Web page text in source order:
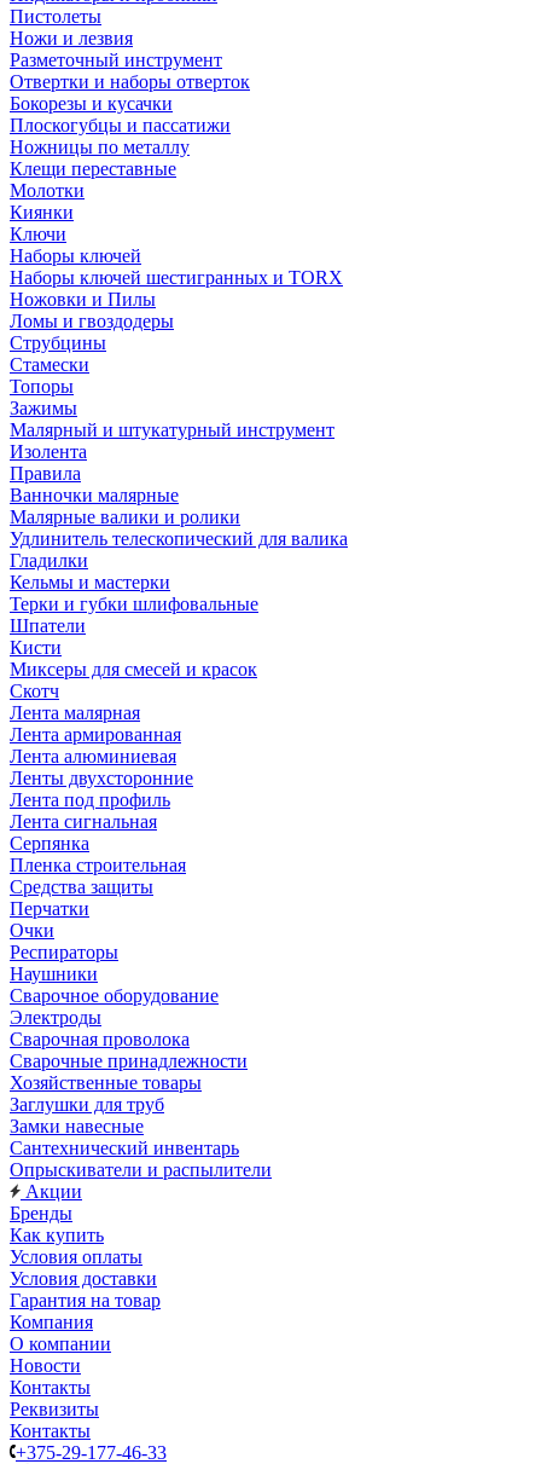
Пистолеты
Ножи и лезвия
Разметочный инструмент
Отвертки и наборы отверток
Бокорезы и кусачки
Плоскогубцы и пассатижи
Ножницы по металлу
Клещи переставные
Молотки
Киянки
Ключи
Наборы ключей
Наборы ключей шестигранных и TORX
Ножовки и Пилы
Ломы и гвоздодеры
Струбцины
Стамески
Топоры
Зажимы
Малярный и штукатурный инструмент
Изолента
Правила
Ванночки малярные
Малярные валики и ролики
Удлинитель телескопический для валика
Гладилки
Кельмы и мастерки
Терки и губки шлифовальные
Шпатели
Кисти
Миксеры для смесей и красок
Скотч
Лента малярная
Лента армированная
Лента алюминиевая
Ленты двухсторонние
Лента под профиль
Лента сигнальная
Серпянка
Пленка строительная
Средства защиты
Перчатки
Очки
Респираторы
Наушники
Сварочное оборудование
Электроды
Сварочная проволока
Сварочные принадлежности
Хозяйственные товары
Заглушки для труб
Замки навесные
Сантехнический инвентарь
Опрыскиватели и распылители
Акции
Бренды
Как купить
Условия оплаты
Условия доставки
Гарантия на товар
Компания
О компании
Новости
Контакты
Реквизиты
Контакты
+375-29-177-46-33